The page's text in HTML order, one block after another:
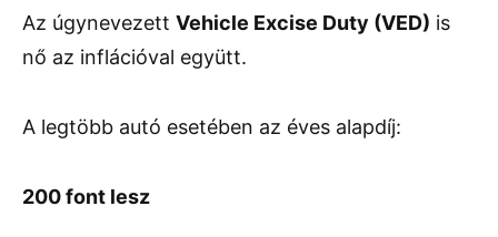
Az úgynevezett Vehicle Excise Duty (VED) is
nő az inflációval együtt.
A legtöbb autó esetében az éves alapdíj:
200 font lesz